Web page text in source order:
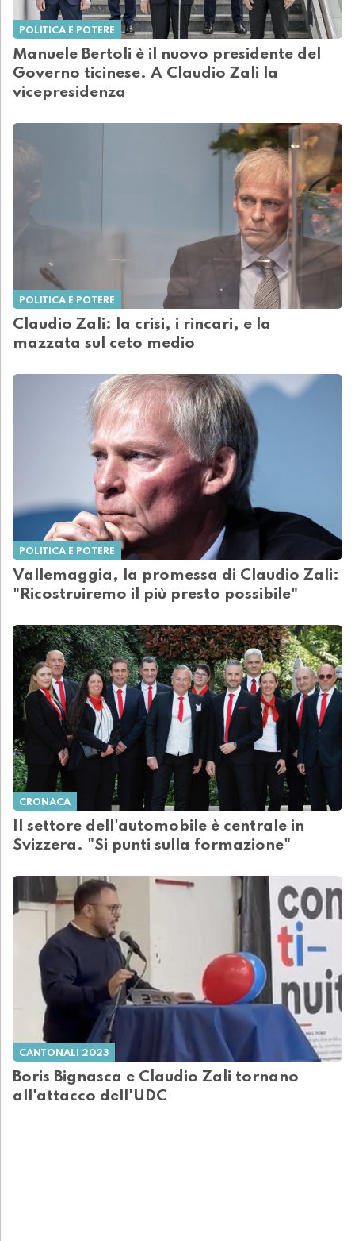
POLITICA E POTERE
Manuele Bertoli è il nuovo presidente del
Governo ticinese. A Claudio Zali la
vicepresidenza
POLITICA E POTERE
Claudio Zali: la crisi, i rincari, e la
mazzata sul ceto medio
POLITICA E POTERE
Vallemaggia, la promessa di Claudio Zali:
"Ricostruiremo il più presto possibile"
CRONACA
Il settore dell'automobile è centrale in
Svizzera. "Si punti sulla formazione"
CANTONALI 2023
Boris Bignasca e Claudio Zali tornano
all'attacco dell'UDC